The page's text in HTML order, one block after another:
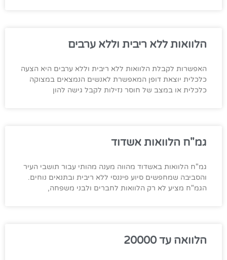
הלוואות ללא ריבית וללא ערבים
האפשרות לקבלת הלוואות ללא ריבית וללא ערבים היא הצעה
כלכלית יוצאת דופן המאפשרת לאנשים הנמצאים במצוקה
כלכלית או במצב של חוסר נזילות לקבל גישה להון
גמ"ח הלוואות אשדוד
גמ"ח הלוואות באשדוד מהווה מענה מהותי עבור תושבי העיר
והסביבה שמחפשים סיוע פיננסי ללא ריבית ובתנאים נוחים.
הגמ"ח מציע לא רק הלוואות לחברים ולבני משפחה,
הלוואה עד 20000